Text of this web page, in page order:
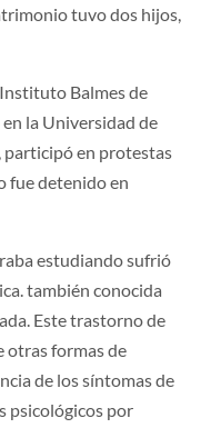
tuvo dos hijos,
Balmes de
la Universidad de
participó en protestas
fue detenido en
estudiando sufrió
también conocida
Este trastorno de
otras formas de
de los síntomas de
psicológicos por